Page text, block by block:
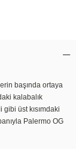
başında ortaya
kalabalık
üst kısımdaki
Palermo OG